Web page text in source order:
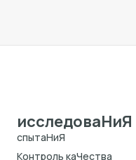
исследоваHиЯ
спытаHиЯ
Kонтроль каЧества